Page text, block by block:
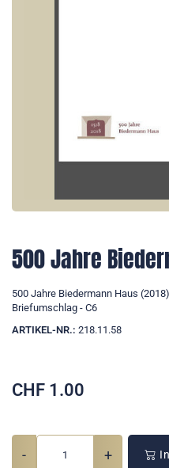
500 Jahre
500 Jahre Biedermann Haus
Briefumschlag - C6
ARTIKEL-NR.: 218.11.58
CHF 1.00
- +